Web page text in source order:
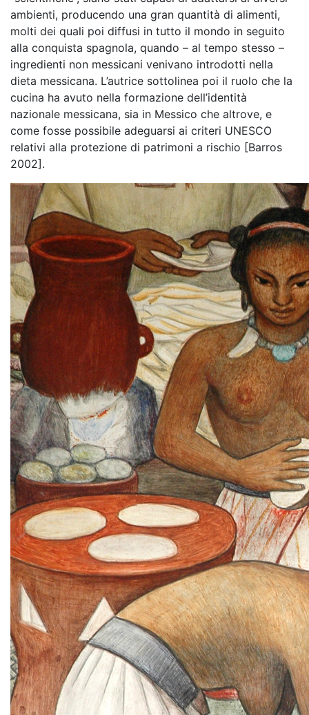
ambienti, producendo una gran quantità di alimenti,
molti dei quali poi diffusi in tutto il mondo in seguito
alla conquista spagnola, quando – al tempo stesso –
ingredienti non messicani venivano introdotti nella
dieta messicana. L’autrice sottolinea poi il ruolo che la
cucina ha avuto nella formazione dell’identità
nazionale messicana, sia in Messico che altrove, e
come fosse possibile adeguarsi ai criteri UNESCO
relativi alla protezione di patrimoni a rischio [Barros
2002].